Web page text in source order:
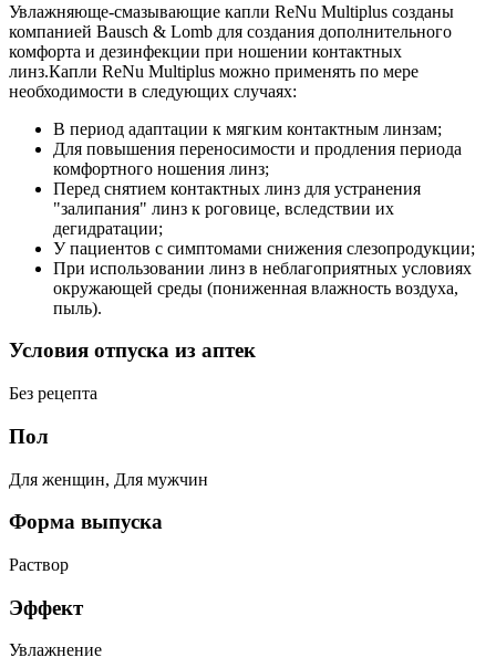
Увлажняюще-смазывающие капли ReNu Multiplus созданы
компанией Bausch & Lomb для создания дополнительного
комфорта и дезинфекции при ношении контактных
линз.Капли ReNu Multiplus можно применять по мере
необходимости в следующих случаях:
В период адаптации к мягким контактным линзам;
Для повышения переносимости и продления периода
комфортного ношения линз;
Перед снятием контактных линз для устранения
"залипания" линз к роговице, вследствии их
дегидратации;
У пациентов с симптомами снижения слезопродукции;
При использовании линз в неблагоприятных условиях
окружающей среды (пониженная влажность воздуха,
пыль).
Условия отпуска из аптек
Без рецепта
Пол
Для женщин, Для мужчин
Форма выпуска
Раствор
Эффект
Увлажнение